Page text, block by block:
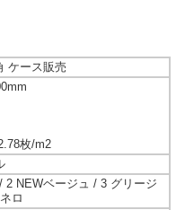
ケース販売
枚/m2
2 NEWベージュ / 3 グリージ
ロ